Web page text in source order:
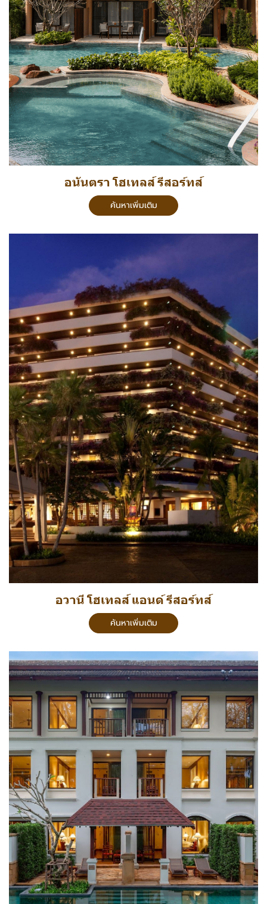
อนันตรา โฮเทลส์ รีสอร์ทส์
ค้นหาเพิ่มเติม
อวานี โฮเทลส์ แอนด์ รีสอร์ทส์
ค้นหาเพิ่มเติม